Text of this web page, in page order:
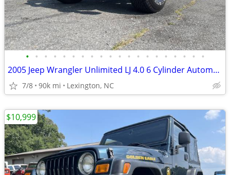
• • • • • • • • • • • • • • • • • • • •
2005 Jeep Wrangler Unlimited LJ 4.0 6 Cylinder Automatic LOW MILES!!!
7/8 90k mi Lexington, NC
$10,999